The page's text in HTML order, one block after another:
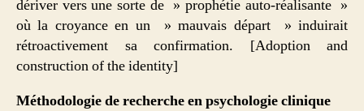
dériver vers une sorte de » prophétie auto-réalisante »
où la croyance en un » mauvais départ » induirait
rétroactivement sa confirmation. [Adoption and
construction of the identity]
Méthodologie de recherche en psychologie clinique